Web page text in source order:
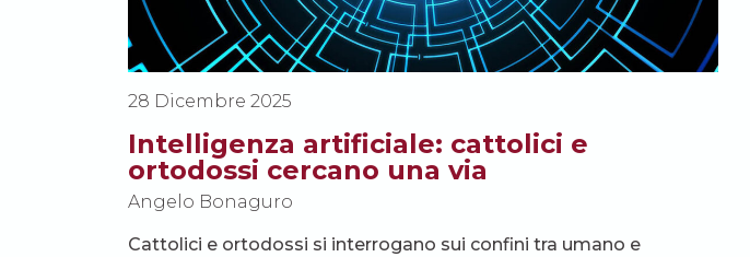
28 Dicembre 2025
Intelligenza artificiale: cattolici e
ortodossi cercano una via
Angelo Bonaguro
Cattolici e ortodossi si interrogano sui confini tra umano e